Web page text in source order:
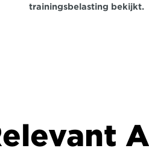
trainingsbelasting bekijkt.